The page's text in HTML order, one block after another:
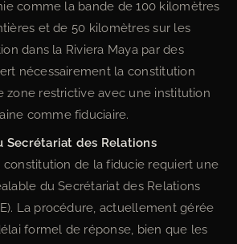
comme la bande de 100 kilomètres
et de 50 kilomètres sur les
dans la Riviera Maya par des
nécessairement la constitution
zone restrictive avec une institution
comme fiduciaire.
Secrétariat des Relations
de la fiducie requiert une
du Secrétariat des Relations
La procédure, actuellement gérée
formel de réponse, bien que les